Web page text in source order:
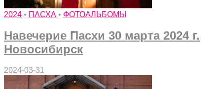
2024 • ПАСХА • ФОТОАЛЬБОМЫ
Навечерие Пасхи 30 марта 2024 г.
Новосибирск
2024-03-31